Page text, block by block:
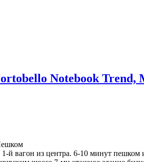
Notebook Trend,
й вагон из центра. 6-10 минут пешком